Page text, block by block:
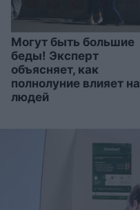
Могут быть большие
беды! Эксперт
объясняет, как
полнолуние влияет на
людей